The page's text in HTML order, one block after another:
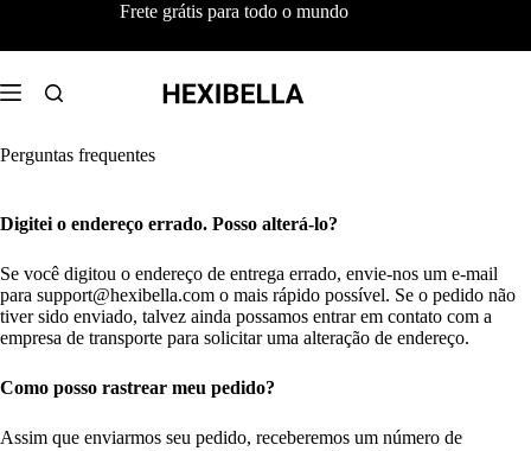
o
Frete grátis para todo o mundo
Perguntas frequentes
Digitei o endereço errado. Posso alterá-lo?
Se você digitou o endereço de entrega errado, envie-nos um e-mail
para support@hexibella.com o mais rápido possível. Se o pedido não
tiver sido enviado, talvez ainda possamos entrar em contato com a
empresa de transporte para solicitar uma alteração de endereço.
Como posso rastrear meu pedido?
Assim que enviarmos seu pedido, receberemos um número de